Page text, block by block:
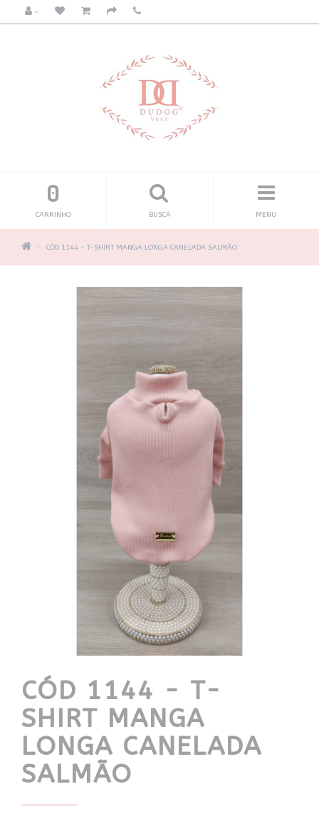
MENU
BUSCA
0
CARRINHO
CÓD 1144 - T-SHIRT MANGA LONGA CANELADA SALMÃO
CÓD 1144 - T-
SHIRT MANGA
LONGA CANELADA
SALMÃO